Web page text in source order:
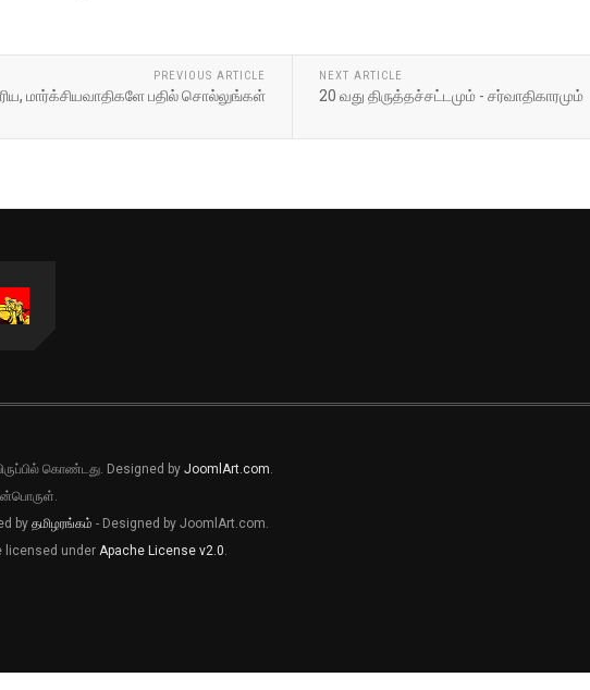
PREVIOUS ARTICLE
மார்க்சியவாதிகளே பதில் சொல்லுங்கள்
NEXT ARTICLE
20 வது திருத்தச்சட்டமும் - சர்வாதிகாரமும்
கொண்டது. Designed by JoomlArt.com.
by தமிழரங்கம் - Designed by JoomlArt.com.
licensed under Apache License v2.0.